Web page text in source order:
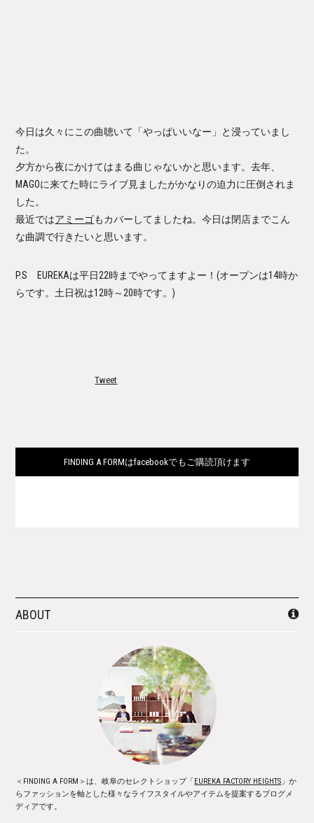
今日は久々にこの曲聴いて「やっぱいいなー」と浸っていまし
た。
夕方から夜にかけてはまる曲じゃないかと思います。去年、
MAGOに来てた時にライブ見ましたがかなりの迫力に圧倒されま
した。
最近ではアミーゴもカバーしてましたね。今日は閉店までこん
な曲調で行きたいと思います。
P.S EUREKAは平日22時までやってますよー！(オープンは14時か
らです。土日祝は12時～20時です。)
Tweet
FINDING A FORMはfacebookでもご購読頂けます
ABOUT
＜FINDING A FORM＞は、岐阜のセレクトショップ「EUREKA FACTORY HEIGHTS 」か
らファッションを軸とした様々なライフスタイルやアイテムを提案するブログメ
ディアです。